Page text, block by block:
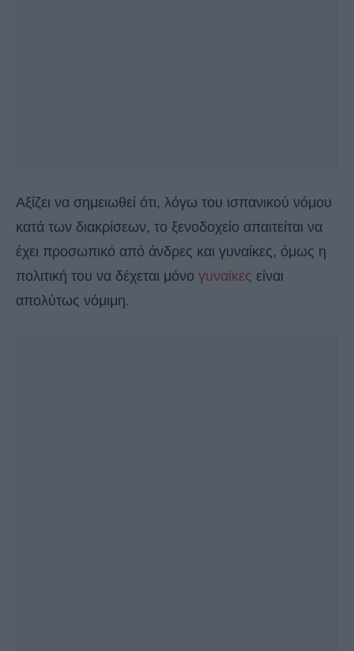
Αξίζει να σημειωθεί ότι, λόγω του ισπανικού νόμου
κατά των διακρίσεων, το ξενοδοχείο απαιτείται να
έχει προσωπικό από άνδρες και γυναίκες, όμως η
πολιτική του να δέχεται μόνο γυναίκες είναι
απολύτως νόμιμη.